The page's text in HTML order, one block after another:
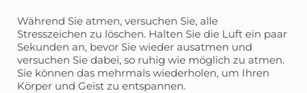
Während Sie atmen, versuchen Sie, alle
Stresszeichen zu löschen. Halten Sie die Luft ein paar
Sekunden an, bevor Sie wieder ausatmen und
versuchen Sie dabei, so ruhig wie möglich zu atmen.
Sie können das mehrmals wiederholen, um Ihren
Körper und Geist zu entspannen.